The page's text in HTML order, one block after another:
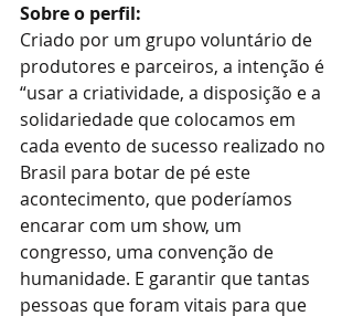
Sobre o perfil:
Criado por um grupo voluntário de
produtores e parceiros, a intenção é
“usar a criatividade, a disposição e a
solidariedade que colocamos em
cada evento de sucesso realizado no
Brasil para botar de pé este
acontecimento, que poderíamos
encarar com um show, um
congresso, uma convenção de
humanidade. E garantir que tantas
pessoas que foram vitais para que